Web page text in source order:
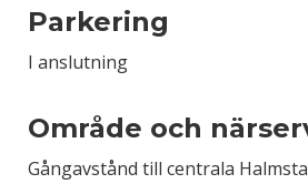
Parkering
I anslutning
Område och
Gångavstånd till centrala